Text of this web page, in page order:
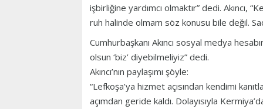
işbirliğine yardımcı olmaktır” dedi. Akıncı,
ruh halinde olmam söz konusu bile değil.
Cumhurbaşkanı Akıncı sosyal medya
olsun ‘biz’ diyebilmeliyiz” dedi.
Akıncı’nın paylaşımı şöyle:
“Lefkoşa’ya hizmet açısından kendimi
açımdan geride kaldı. Dolayısıyla